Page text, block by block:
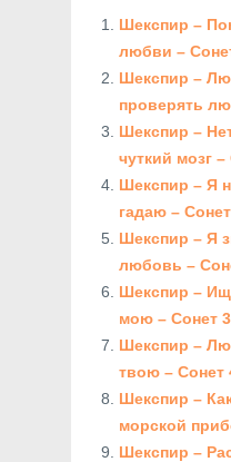
Шекспир –
любви –
Шекспир –
проверять
Шекспир –
чуткий мозг –
Шекспир – Я
гадаю –
Шекспир – Я
любовь –
Шекспир –
мою – Сонет
Шекспир –
твою – Сонет
Шекспир –
морской
Шекспир –